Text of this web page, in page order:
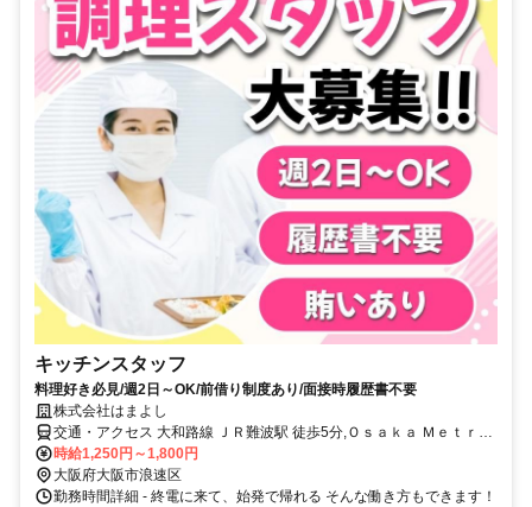
キッチンスタッフ
料理好き必見/週2日～OK/前借り制度あり/面接時履歴書不要
株式会社はまよし
交通・アクセス 大和路線 ＪＲ難波駅 徒歩5分,Ｏｓａｋａ Ｍｅｔｒｏ
千日前線 桜川駅 徒歩6分,阪神なんば線 大阪難波駅 徒歩8分
時給1,250円～1,800円
大阪府大阪市浪速区
勤務時間詳細 - 終電に来て、始発で帰れる そんな働き方もできます！